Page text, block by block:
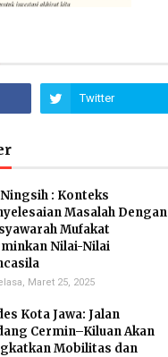
: Konteks
Masalah Dengan
Mufakat
Nilai-Nilai
Maret 25, 2025
Kota Jawa: Jalan
Cermin–Kiluan Akan
Mobilitas dan